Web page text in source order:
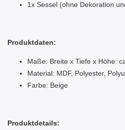
1x Sessel (ohne Dekoration
Produktdaten:
Maße: Breite x Tiefe x Höhe:
Material: MDF, Polyester,
Farbe: Beige
Produktdetails: